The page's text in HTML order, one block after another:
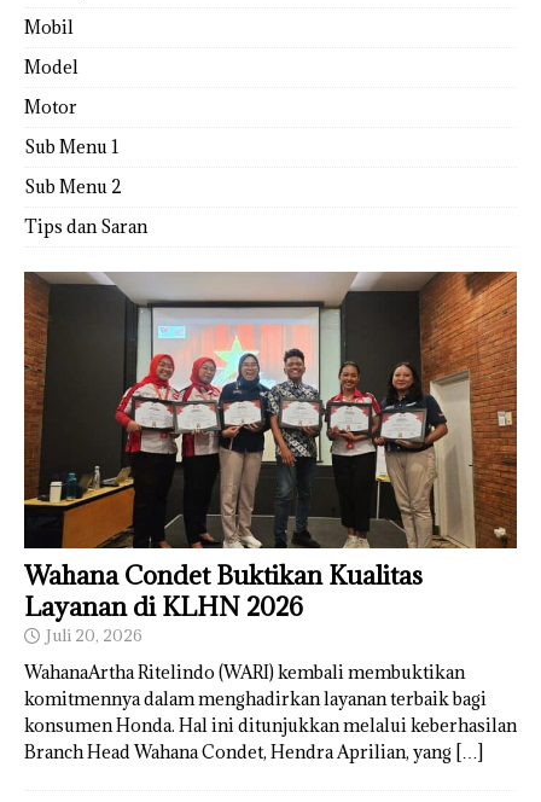
Mobil
Model
Motor
Sub Menu 1
Sub Menu 2
Tips dan Saran
Wahana Condet Buktikan Kualitas
Layanan di KLHN 2026
Juli 20, 2026
WahanaArtha Ritelindo (WARI) kembali membuktikan
komitmennya dalam menghadirkan layanan terbaik bagi
konsumen Honda. Hal ini ditunjukkan melalui keberhasilan
Branch Head Wahana Condet, Hendra Aprilian, yang […]